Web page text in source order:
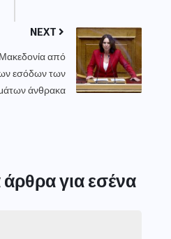
NEXT
από
εσόδων των
άνθρακα
για εσένα